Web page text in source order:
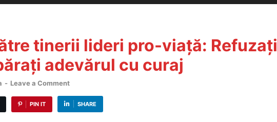
tinerii lideri pro-viață: Refuzați
adevărul cu curaj
- Leave a Comment
PIN IT SHARE